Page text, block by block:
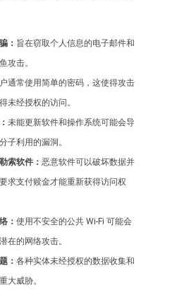
： 旨在窃取个人信息的电子邮件和
攻击。
通常使用简单的密码，这使得攻击
未经授权的访问。
未能更新软件和操作系统可能会导
子利用的漏洞。
索软件： 恶意软件可以破坏数据并
求支付赎金才能重新获得访问权
： 使用不安全的公共 Wi-Fi 可能会
在的网络攻击。
： 各种实体未经授权的数据收集和
大威胁。